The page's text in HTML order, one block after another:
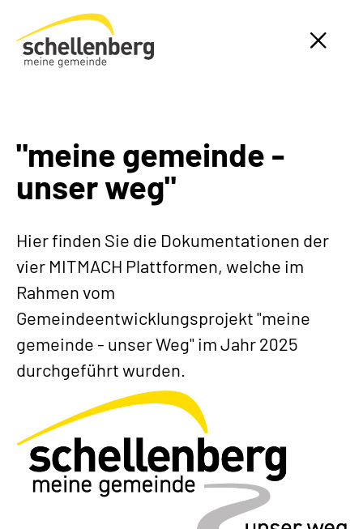
Gemeinde Schellenberg Startseite
"meine gemeinde -
unser weg"
Hier finden Sie die Dokumentationen der
vier MITMACH Plattformen, welche im
Rahmen vom
Gemeindeentwicklungsprojekt "meine
gemeinde - unser Weg" im Jahr 2025
durchgeführt wurden.